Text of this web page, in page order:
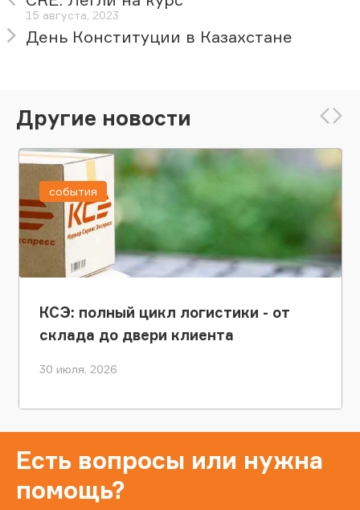
15 августа, 2023
День Конституции в Казахстане
Другие новости
КСЭ: полный цикл логистики - от
склада до двери клиента
30 июля, 2026
события
Есть вопросы или нужна
помощь?